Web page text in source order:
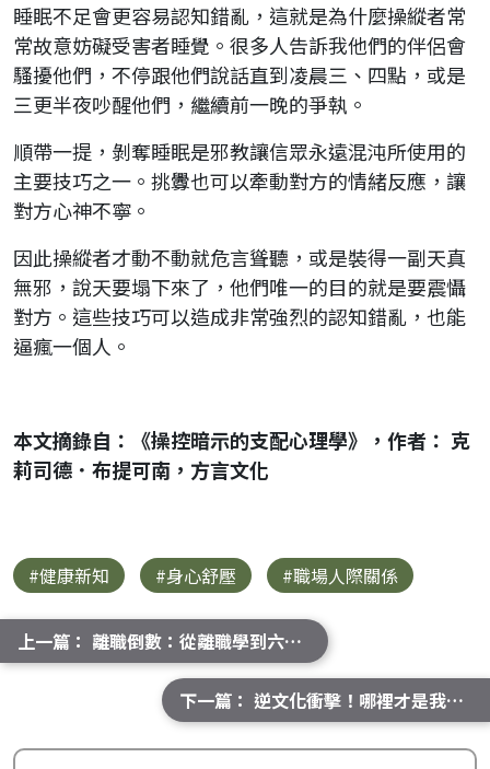
睡眠不足會更容易認知錯亂，這就是為什麼操縱者常
常故意妨礙受害者睡覺。很多人告訴我他們的伴侶會
騷擾他們，不停跟他們說話直到凌晨三、四點，或是
三更半夜吵醒他們，繼續前一晚的爭執。
順帶一提，剝奪睡眠是邪教讓信眾永遠混沌所使用的
主要技巧之一。挑釁也可以牽動對方的情緒反應，讓
對方心神不寧。
因此操縱者才動不動就危言聳聽，或是裝得一副天真
無邪，說天要塌下來了，他們唯一的目的就是要震懾
對方。這些技巧可以造成非常強烈的認知錯亂，也能
逼瘋一個人。
本文摘錄自：《操控暗示的支配心理學》，作者： 克
莉司德．布提可南，方言文化
#健康新知 #身心舒壓 #職場人際關係
上一篇： 離職倒數：從離職學到六件事 (四)
下一篇： 逆文化衝擊！哪裡才是我的家？從出走看見認同